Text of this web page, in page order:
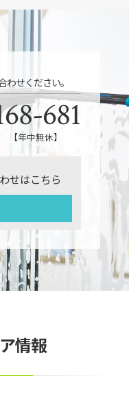
わせください。
681
【年中無休】
せはこちら
情報